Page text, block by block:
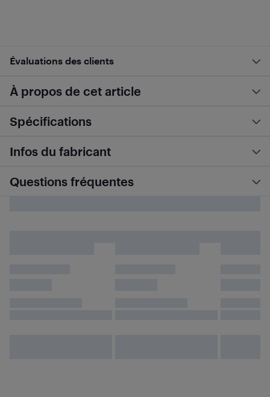
Évaluations des clients
À propos de cet article
Spécifications
Infos du fabricant
Questions fréquentes